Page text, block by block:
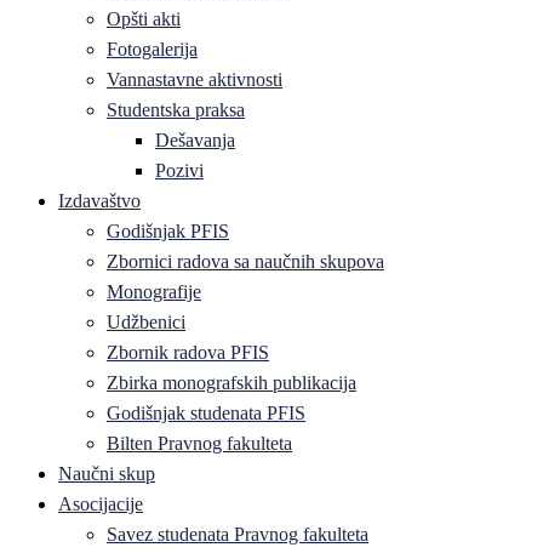
Opšti akti
Fotogalerija
Vannastavne aktivnosti
Studentska praksa
Dešavanja
Pozivi
Izdavaštvo
Godišnjak PFIS
Zbornici radova sa naučnih skupova
Monografije
Udžbenici
Zbornik radova PFIS
Zbirka monografskih publikacija
Godišnjak studenata PFIS
Bilten Pravnog fakulteta
Naučni skup
Asocijacije
Savez studenata Pravnog fakulteta